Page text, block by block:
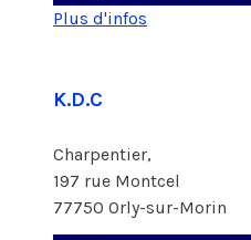
Plus d'infos
K.D.C
Charpentier,
197 rue Montcel
77750 Orly-sur-Morin